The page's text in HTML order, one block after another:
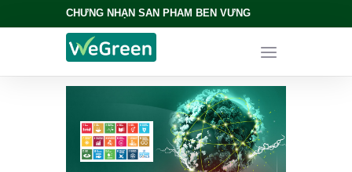
CHỨNG NHẬN SẢN PHẨM BỀN VỮNG